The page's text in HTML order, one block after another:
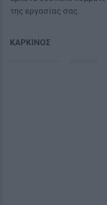
της εργασίας σας.
ΚΑΡΚΙΝΟΣ